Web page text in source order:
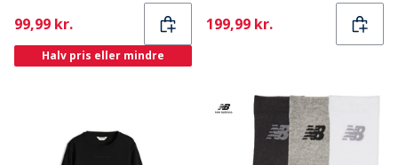
Current
99,99 kr.
Halv pris eller mindre
Current
199,99 kr.